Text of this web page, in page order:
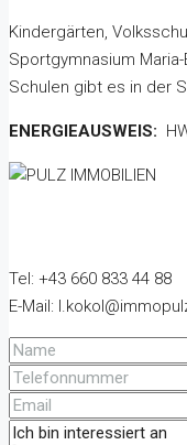
Kindergärten,
Sportgymnasium
Schulen gibt es in der
ENERGIEAUSWEIS:
Tel: +43 660 833 44 88
E-Mail: